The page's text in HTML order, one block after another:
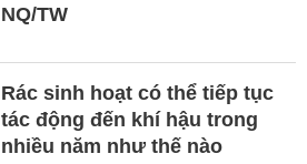
NQ/TW
Rác sinh hoạt có thể tiếp tục
tác động đến khí hậu trong
nhiều năm như thế nào